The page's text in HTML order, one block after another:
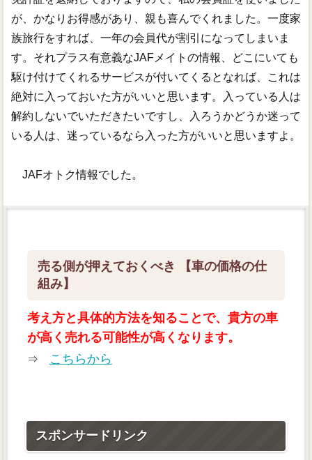
が、かなりお得感があり、親も喜んでくれました。一度家
族旅行をすれば、一年の会員代が割引になってしまいま
す。それプラス有意義なJAFメイトの情報、どこにいても
駆け付けてくれるサービスが付いてくるとなれば、これは
絶対に入っておいた方がいいと思います。入っている人は
解約しないでいただきたいですし、入ろうかどうか迷って
いる人は、迷っているなら入った方がいいと思いますよ。
JAFオトク情報でした。
売る側が押えておくべき 【車の価格の仕
組み】
考え方と具体的方法を知ることで、貴方の車
が高く売れる可能性が高くなります。
⇒ こちらから
スポンサードリンク